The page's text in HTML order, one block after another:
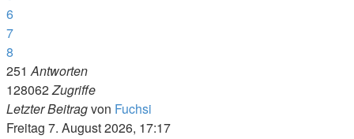
6
7
8
251Antworten
128062Zugriffe
Letzter Beitragvon Fuchsi
Freitag 7. August 2026, 17:17